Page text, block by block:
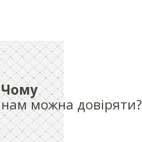
Чому
нам можна довіряти?